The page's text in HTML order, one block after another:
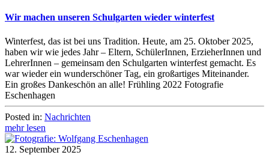
Wir machen unseren Schulgarten wieder winterfest
Winterfest, das ist bei uns Tradition. Heute, am 25. Oktober 2025,
haben wir wie jedes Jahr – Eltern, SchülerInnen, ErzieherInnen und
LehrerInnen – gemeinsam den Schulgarten winterfest gemacht. Es
war wieder ein wunderschöner Tag, ein großartiges Miteinander.
Ein großes Dankeschön an alle! Frühling 2022 Fotografie
Eschenhagen
Posted in: Nachrichten
mehr lesen
12. September 2025